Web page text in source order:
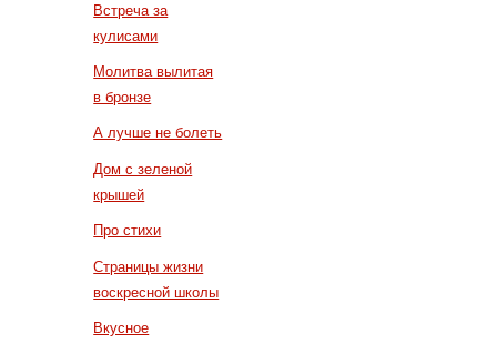
Встреча за
кулисами
Молитва вылитая
в бронзе
А лучше не болеть
Дом с зеленой
крышей
Про стихи
Страницы жизни
воскресной школы
Вкусное